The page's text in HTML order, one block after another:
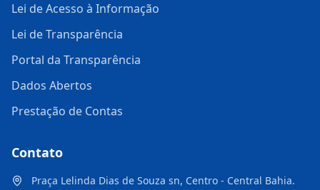
Lei de Acesso à Informação
Lei de Transparência
Portal da Transparência
Dados Abertos
Prestação de Contas
Contato
Praça Lelinda Dias de Souza sn, Centro - Central Bahia.